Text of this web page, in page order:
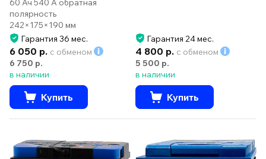
полярность
242×175×190 мм
Гарантия 36 мес.
6 050 р. с обменом
6 750 р.
в наличии
Купить
Гарантия 24 мес.
4 800 р. с обменом
5 500 р.
в наличии
Купить